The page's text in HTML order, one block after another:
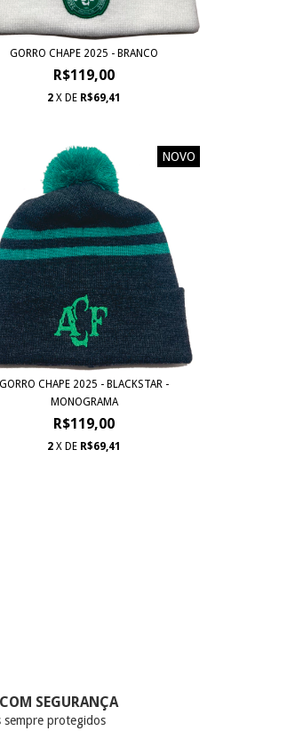
GORRO CHAPE 2025 - BRANCO
R$119,00
2 X DE R$69,41
NOVO
GORRO CHAPE 2025 - BLACKSTAR -
MONOGRAMA
R$119,00
2 X DE R$69,41
SEGURANÇA
sempre protegidos